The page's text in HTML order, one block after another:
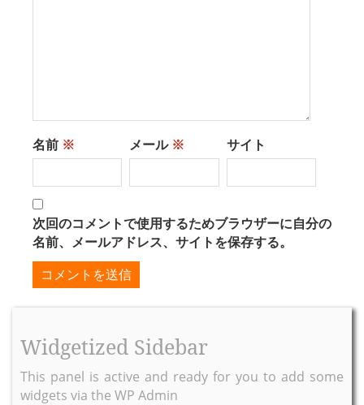
名前 ※ メール ※ サイト
次回のコメントで使用するためブラウザーに自分の
名前、メールアドレス、サイトを保存する。
Widgetized Sidebar
This panel is active and ready for you to add some
widgets via the WP Admin